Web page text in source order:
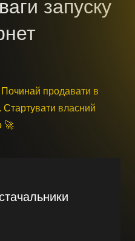
запуску
продавати в
Стартувати власний
🚀